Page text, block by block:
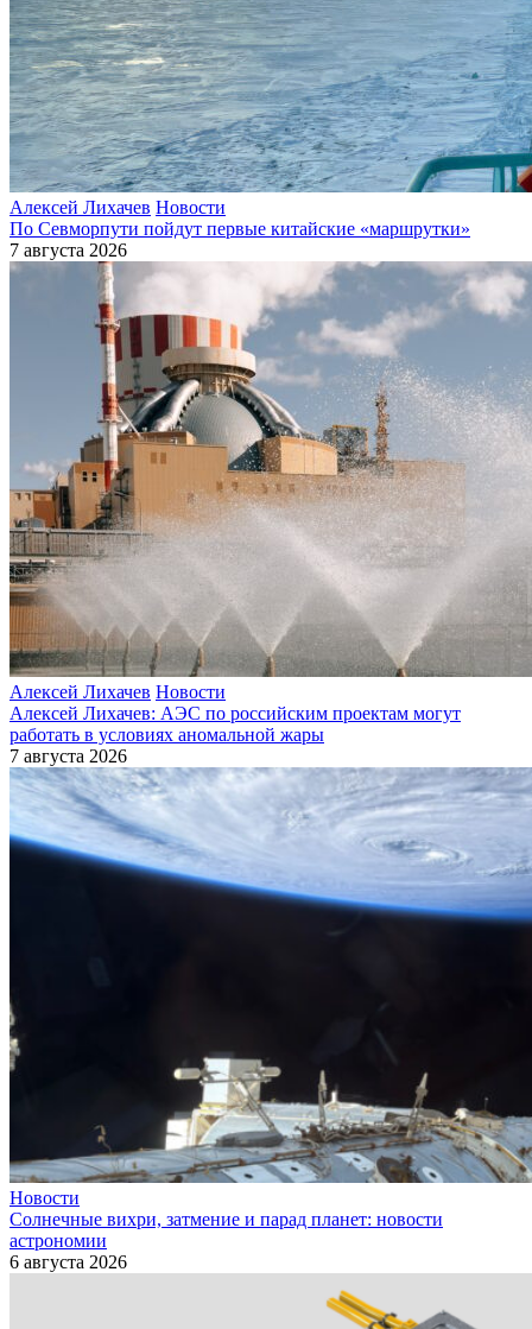
Алексей Лихачев Новости
По Севморпути пойдут первые китайские «маршрутки»
7 августа 2026
Алексей Лихачев Новости
Алексей Лихачев: АЭС по российским проектам могут
работать в условиях аномальной жары
7 августа 2026
Новости
Солнечные вихри, затмение и парад планет: новости
астрономии
6 августа 2026